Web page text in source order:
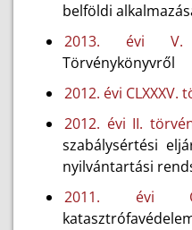
belföldi
2013. évi V.
Törvénykönyvről
2012. évi CLXXXV.
2012. évi II.
szabálysértési
nyilvántartási
2011. évi